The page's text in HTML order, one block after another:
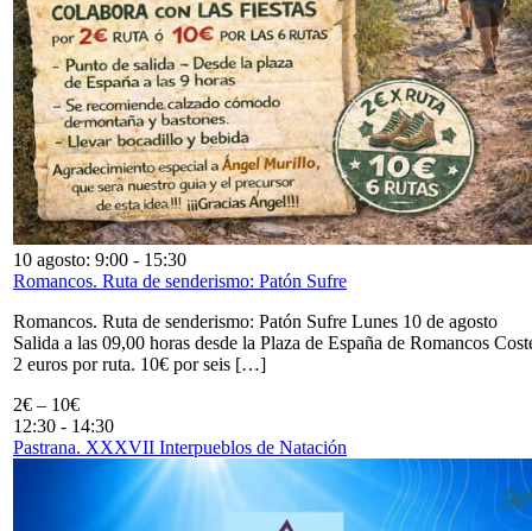
10 agosto: 9:00 - 15:30
Romancos. Ruta de senderismo: Patón Sufre
Romancos. Ruta de senderismo: Patón Sufre Lunes 10 de agosto
Salida a las 09,00 horas desde la Plaza de España de Romancos
2 euros por ruta. 10€ por seis […]
2€ – 10€
12:30 - 14:30
Pastrana. XXXVII Interpueblos de Natación